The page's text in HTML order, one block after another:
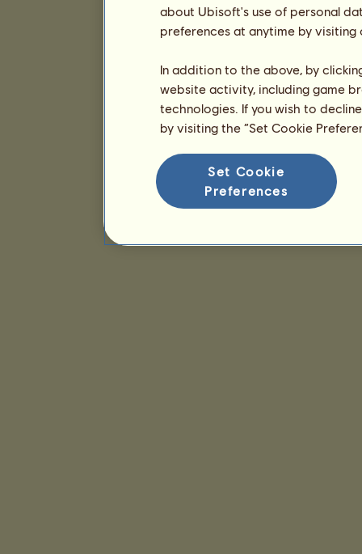
about Ubisoft's use of personal
preferences at anytime by
In addition to the above, by
website activity, including game
technologies. If you wish to
by visiting the “Set Cookie
Set Cookie
Preferences